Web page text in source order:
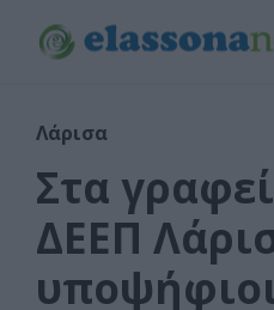
Λάρισα
Στα
ΔΕΕΠ